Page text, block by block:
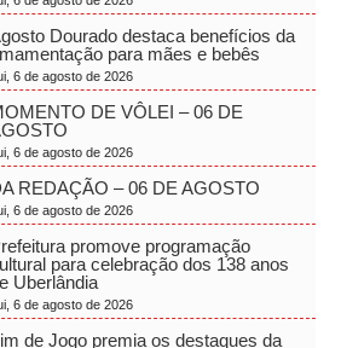
Dourado destaca benefícios da
para mães e bebês
6 de agosto de 2026
DE VÔLEI – 06 DE
6 de agosto de 2026
REDAÇÃO – 06 DE AGOSTO
6 de agosto de 2026
promove programação
para celebração dos 138 anos
Uberlândia
6 de agosto de 2026
de Jogo premia os destaques da